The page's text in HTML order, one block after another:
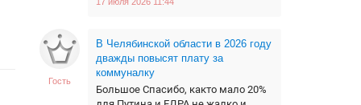
Гость
В Челябинской области в 2026 году
дважды повысят плату за
коммуналку
Большое Спасибо, както мало 20%